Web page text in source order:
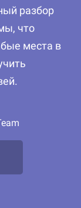
разбор
что
места в